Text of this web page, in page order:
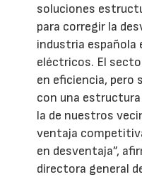
soluciones
para corregir la
industria española
eléctricos. El
en eficiencia, pero
con una
la de nuestros
ventaja
en desventaja”,
directora general